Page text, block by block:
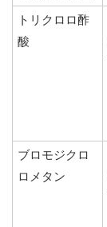
トリクロロ酢
酸
ブロモジクロ
ロメタン